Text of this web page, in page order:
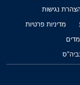
נגישות
מדיניות פרטיות